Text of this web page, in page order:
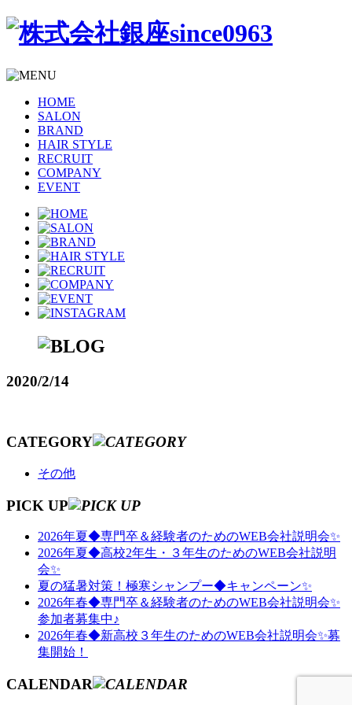
HOME
SALON
BRAND
HAIR STYLE
RECRUIT
COMPANY
EVENT
2020/2/14
CATEGORY
その他
PICK UP
2026年夏◆専門卒＆経験者のためのWEB会社説明会✨
2026年夏◆高校2年生・３年生のためのWEB会社説明
会✨
夏の猛暑対策！極寒シャンプー◆キャンペーン✨
2026年春◆専門卒＆経験者のためのWEB会社説明会✨
参加者募集中♪
2026年春◆新高校３年生のためのWEB会社説明会✨募
集開始！
CALENDAR